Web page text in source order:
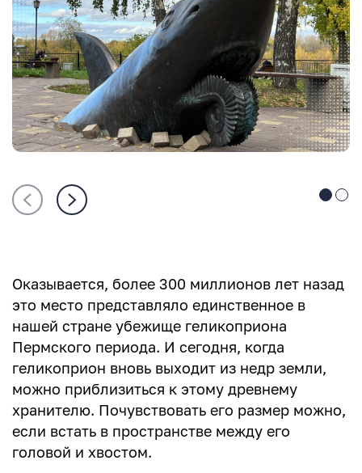
Оказывается, более 300 миллионов лет назад
это место представляло единственное в
нашей стране убежище геликоприона
Пермского периода. И сегодня, когда
геликоприон вновь выходит из недр земли,
можно приблизиться к этому древнему
хранителю. Почувствовать его размер можно,
если встать в пространстве между его
головой и хвостом.